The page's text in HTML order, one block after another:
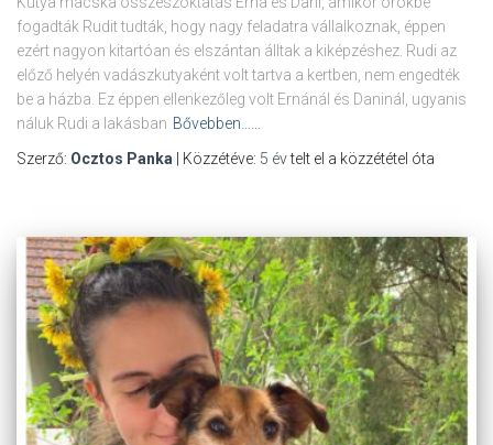
fogadták Rudit tudták, hogy nagy feladatra vállalkoznak, éppen
ezért nagyon kitartóan és elszántan álltak a kiképzéshez. Rudi az
előző helyén vadászkutyaként volt tartva a kertben, nem engedték
be a házba. Ez éppen ellenkezőleg volt Ernánál és Daninál, ugyanis
náluk Rudi a lakásban Bővebben……
Szerző: Ocztos Panka | Közzétéve: 5 évtelt el a közzététel óta